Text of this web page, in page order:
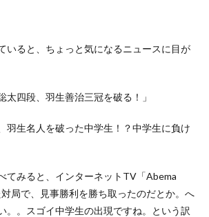
いると、ちょっと気になるニュースに目が
太四段、羽生善治三冠を破る！」
羽生名人を破った中学生！？中学生に負け
てみると、インターネットTV「Abema
局で、見事勝利を勝ち取ったのだとか。へ
。。スゴイ中学生の出現ですね。という訳